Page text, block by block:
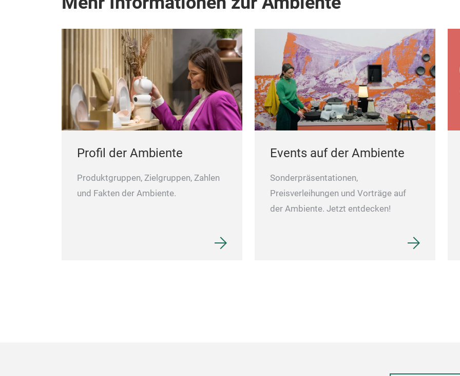
Profil der Ambiente
Produktgruppen, Zielgruppen, Zahlen
und Fakten der Ambiente.
Events auf der Ambiente
Sonderpräsentationen,
Preisverleihungen und Vorträge auf
der Ambiente. Jetzt entdecken!